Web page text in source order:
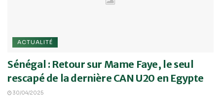
ACTUALITÉ
Sénégal : Retour sur Mame Faye, le seul
rescapé de la dernière CAN U20 en Egypte
30/04/2025